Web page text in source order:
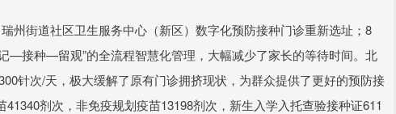
州街道社区卫生服务中心（新区）数字化预防接种门诊重新选址；8
—接种—留观”的全流程智慧化管理，大幅减少了家长的等待时间。北
针次/天，极大缓解了原有门诊拥挤现状，为群众提供了更好的预防接
剂次，非免疫规划疫苗13198剂次，新生入学入托查验接种证611